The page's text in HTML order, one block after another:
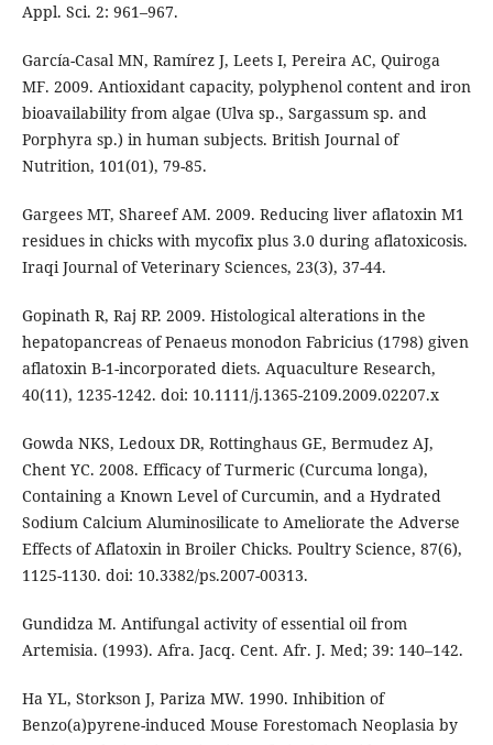
Appl. Sci. 2: 961–967.
García-Casal MN, Ramírez J, Leets I, Pereira AC, Quiroga
MF. 2009. Antioxidant capacity, polyphenol content and iron
bioavailability from algae (Ulva sp., Sargassum sp. and
Porphyra sp.) in human subjects. British Journal of
Nutrition, 101(01), 79-85.
Gargees MT, Shareef AM. 2009. Reducing liver aflatoxin M1
residues in chicks with mycofix plus 3.0 during aflatoxicosis.
Iraqi Journal of Veterinary Sciences, 23(3), 37-44.
Gopinath R, Raj RP. 2009. Histological alterations in the
hepatopancreas of Penaeus monodon Fabricius (1798) given
aflatoxin B-1-incorporated diets. Aquaculture Research,
40(11), 1235-1242. doi: 10.1111/j.1365-2109.2009.02207.x
Gowda NKS, Ledoux DR, Rottinghaus GE, Bermudez AJ,
Chent YC. 2008. Efficacy of Turmeric (Curcuma longa),
Containing a Known Level of Curcumin, and a Hydrated
Sodium Calcium Aluminosilicate to Ameliorate the Adverse
Effects of Aflatoxin in Broiler Chicks. Poultry Science, 87(6),
1125-1130. doi: 10.3382/ps.2007-00313.
Gundidza M. Antifungal activity of essential oil from
Artemisia. (1993). Afra. Jacq. Cent. Afr. J. Med; 39: 140–142.
Ha YL, Storkson J, Pariza MW. 1990. Inhibition of
Benzo(a)pyrene-induced Mouse Forestomach Neoplasia by